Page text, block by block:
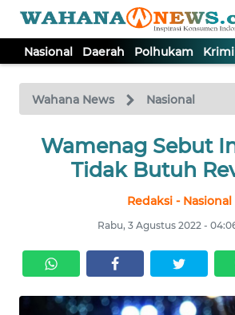
Nasional Daerah Polhukam
Wahana News Nasional
Wamenag Sebut
Tidak Butuh
Redaksi - Nasional
Rabu, 3 Agustus 2022 -
TV
Tutup
NASIONAL
KRIMINAL